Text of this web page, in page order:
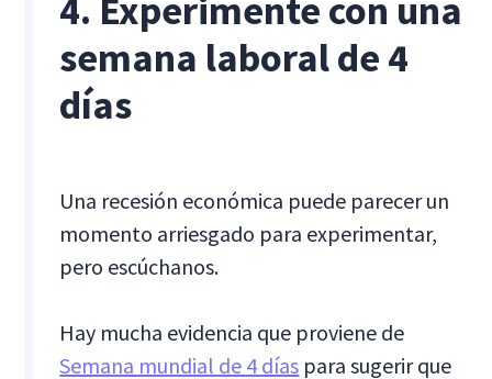
4. Experimente con una
semana laboral de 4
días
Una recesión económica puede parecer un
momento arriesgado para experimentar,
pero escúchanos.
Hay mucha evidencia que proviene de
Semana mundial de 4 días para sugerir que